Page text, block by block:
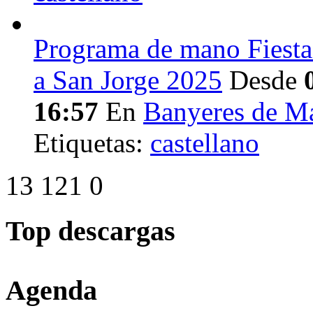
Programa de mano
a San Jorge 2025 Desde
16:57 En Banyeres de
Etiquetas: castellano
13 121 0
Top descargas
Agenda